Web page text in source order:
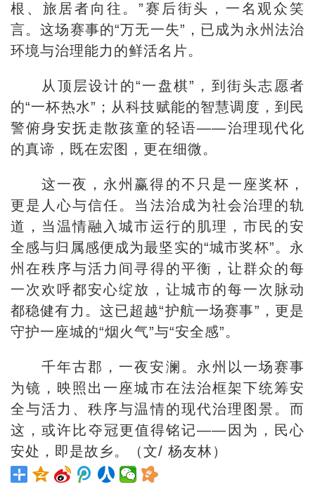
根、旅居者向往。”赛后街头，一名观众笑
言。这场赛事的“万无一失”，已成为永州法治
环境与治理能力的鲜活名片。
从顶层设计的“一盘棋”，到街头志愿者
的“一杯热水”；从科技赋能的智慧调度，到民
警俯身安抚走散孩童的轻语——治理现代化
的真谛，既在宏图，更在细微。
这一夜，永州赢得的不只是一座奖杯，
更是人心与信任。当法治成为社会治理的轨
道，当温情融入城市运行的肌理，市民的安
全感与归属感便成为最坚实的“城市奖杯”。永
州在秩序与活力间寻得的平衡，让群众的每
一次欢呼都安心绽放，让城市的每一次脉动
都稳健有力。这已超越“护航一场赛事”，更是
守护一座城的“烟火气”与“安全感”。
千年古郡，一夜安澜。永州以一场赛事
为镜，映照出一座城市在法治框架下统筹安
全与活力、秩序与温情的现代治理图景。而
这，或许比夺冠更值得铭记——因为，民心
安处，即是故乡。（文/ 杨友林）